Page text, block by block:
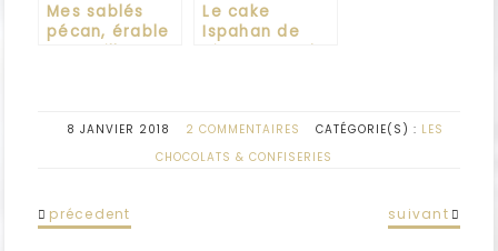
Mes sablés
pécan, érable
et vanille
Le cake
Ispahan de
Pierre Hermé
8 JANVIER 2018 2 COMMENTAIRES CATÉGORIE(S) : LES
CHOCOLATS & CONFISERIES
précedent suivant